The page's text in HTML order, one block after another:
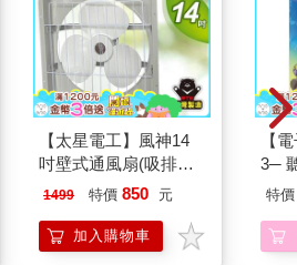
【太星電工】風神14
吋壁式通風扇(吸排風
機)
1499 特價 850 元
加入購物車
【
3─
現
特價